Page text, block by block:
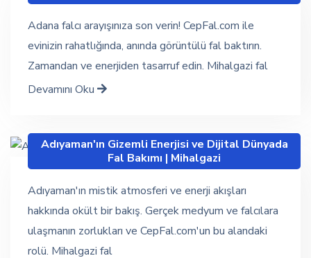
Adana falcı arayışınıza son verin! CepFal.com ile
evinizin rahatlığında, anında görüntülü fal baktırın.
Zamandan ve enerjiden tasarruf edin. Mihalgazi fal
Devamını Oku
Adıyaman'ın Gizemli Enerjisi ve Dijital Dünyada
Fal Bakımı | Mihalgazi
Adıyaman'ın mistik atmosferi ve enerji akışları
hakkında okült bir bakış. Gerçek medyum ve falcılara
ulaşmanın zorlukları ve CepFal.com'un bu alandaki
rolü. Mihalgazi fal